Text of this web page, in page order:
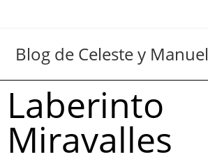
Blog de Celeste y Manuel
Laberinto
Miravalles